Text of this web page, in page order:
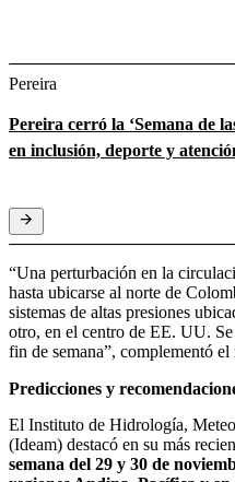
Pereira
Pereira cerró la ‘Semana de
en inclusión, deporte y
“Una perturbación en la
hasta ubicarse al norte de
sistemas de altas presiones
otro, en el centro de EE. UU.
fin de semana”, complementó el
Predicciones y
El Instituto de Hidrología,
(Ideam) destacó en su más
semana del 29 y 30 de